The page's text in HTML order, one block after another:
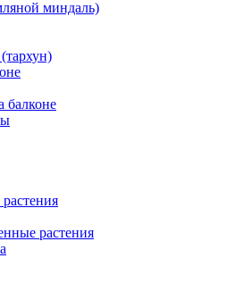
миндаль)
балконе
растения